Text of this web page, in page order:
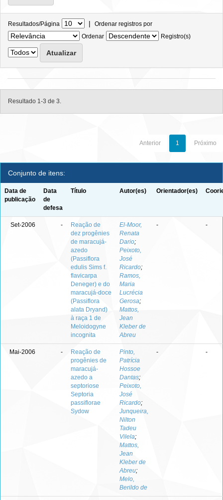
Resultados/Página | Ordenar registros por
Ordenar
Registro(s)
Resultado 1-3 de 3.
Anterior 1 Próximo
Conjunto de itens:
Data de
publicação
Data
de
defesa
Título Autor(es) Orientador(es)
Set-2006 -
Reação de
dez progênies
de maracujá-
azedo
(Passiflora
edulis Sims f.
flavicarpa
Deneger) e do
maracujá-doce
(Passiflora
alata Dryand)
à raça 1 de
Meloidogyne
incognita
El-Moor,
Renata
Dario;
Peixoto,
José
Ricardo;
Ramos,
Maria
Lucrécia
Gerosa;
Mattos,
Jean
Kleber de
Abreu
- -
Mai-2006 -
Reação de
progênies de
maracujá-
azedo a
septoriose
Septoria
passiflorae
Sydow
Pinto,
Patrícia
Hossoe
Dantas;
Peixoto,
José
Ricardo;
Junqueira,
Nilton
Tadeu
Vilela;
Mattos,
Jean
Kleber de
Abreu;
Melo,
Berildo de
- -